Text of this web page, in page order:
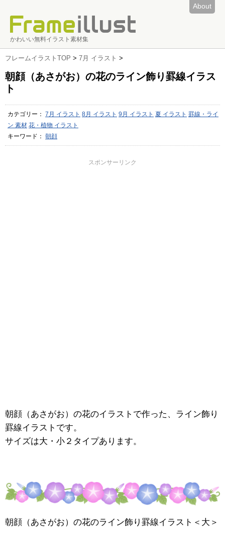
About
かわいい無料イラスト素材集
フレームイラストTOP > 7月 イラスト >
朝顔（あさがお）の花のライン飾り罫線イラス
ト
カテゴリー： 7月 イラスト 8月 イラスト 9月 イラスト 夏 イラスト 罫線・ライ
ン 素材 花・植物 イラスト
キーワード： 朝顔
スポンサーリンク
朝顔（あさがお）の花のイラストで作った、ライン飾り
罫線イラストです。
サイズは大・小２タイプあります。
朝顔（あさがお）の花のライン飾り罫線イラスト＜大＞